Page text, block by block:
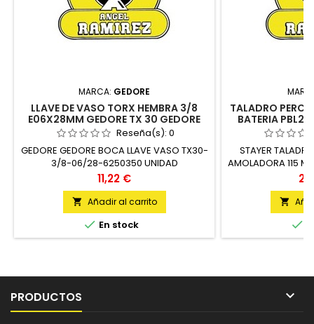
MARCA: GEDORE
LLAVE DE VASO TORX HEMBRA 3/8
E06X28MM GEDORE TX 30 GEDORE
Reseña(s): 0
GEDORE GEDORE BOCA LLAVE VASO TX30-
3/8-06/28-6250350 UNIDAD
Precio
11,22 €
 Añadir al carrito
 En stock
TALADRO
BATERIA
STAYER
AMOLADORA 115


PRODUCTOS 